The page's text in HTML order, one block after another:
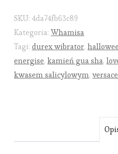
SKU: 4da74fb63c89
Kategoria: Whamisa
Tagi: durex wibrator,
energise, kamień gua sha,
kwasem salicylowym,